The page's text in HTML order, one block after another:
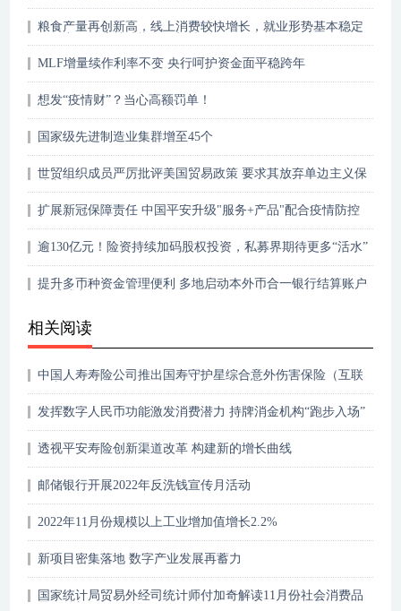
粮食产量再创新高，线上消费较快增长，就业形势基本稳定
MLF增量续作利率不变 央行呵护资金面平稳跨年
想发“疫情财”？当心高额罚单！
国家级先进制造业集群增至45个
世贸组织成员严厉批评美国贸易政策 要求其放弃单边主义保
扩展新冠保障责任 中国平安升级"服务+产品"配合疫情防控
逾130亿元！险资持续加码股权投资，私募界期待更多“活水”
提升多币种资金管理便利 多地启动本外币合一银行结算账户
相关阅读
中国人寿寿险公司推出国寿守护星综合意外伤害保险（互联
发挥数字人民币功能激发消费潜力 持牌消金机构“跑步入场”
透视平安寿险创新渠道改革 构建新的增长曲线
邮储银行开展2022年反洗钱宣传月活动
2022年11月份规模以上工业增加值增长2.2%
新项目密集落地 数字产业发展再蓄力
国家统计局贸易外经司统计师付加奇解读11月份社会消费品